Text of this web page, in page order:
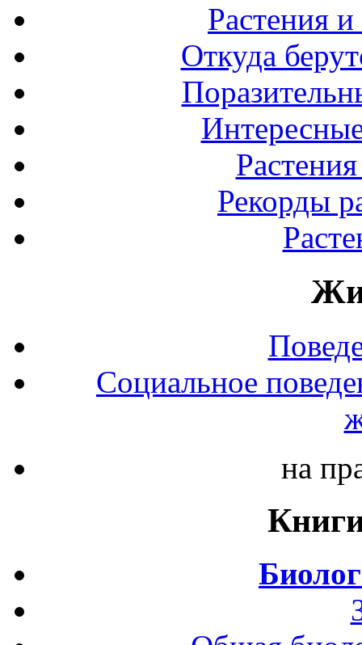
Растения
Откуда
Рекорды
Социальное
на